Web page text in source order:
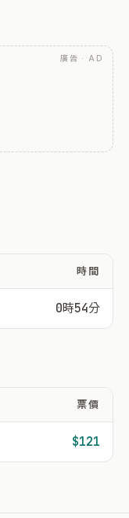
廣告 · AD
時間
0時54分
票價
$121